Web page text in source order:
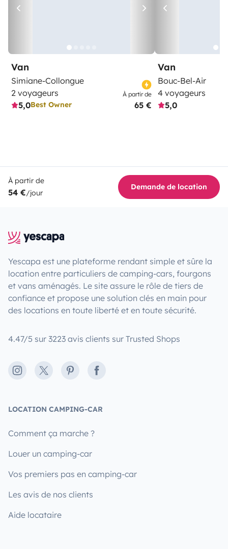
Van
Simiane-Collongue
2 voyageurs
5,0Best Owner
À partir de
65 €
Van
Bouc-Bel-Air
4 voyageurs
5,0
À partir de
54 €/jour
Demande de location
Yescapa est une plateforme rendant simple et sûre la
location entre particuliers de camping-cars, fourgons
et vans aménagés. Le site assure le rôle de tiers de
confiance et propose une solution clés en main pour
des locations en toute liberté et en toute sécurité.
4.47/5 sur 3223 avis clients sur Trusted Shops
Instagram
X PinterestFacebook
LOCATION CAMPING-CAR
Comment ça marche ?
Louer un camping-car
Vos premiers pas en camping-car
Les avis de nos clients
Aide locataire